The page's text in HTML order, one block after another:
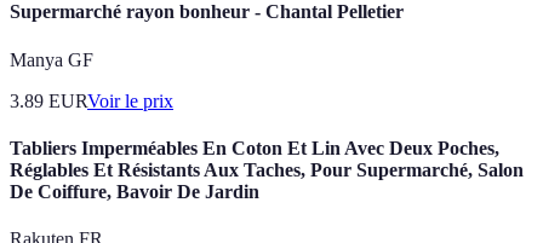
Supermarché rayon bonheur - Chantal Pelletier
Manya GF
3.89 EURVoir le prix
Tabliers Imperméables En Coton Et Lin Avec Deux Poches,
Réglables Et Résistants Aux Taches, Pour Supermarché, Salon
De Coiffure, Bavoir De Jardin
Rakuten FR